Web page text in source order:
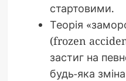
стартовими.
Теорія
(frozen
застиг на
будь-яка